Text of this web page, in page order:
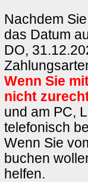
Nachdem
das Datum
DO,
Wenn Sie
nicht
und am PC,
telefonisch
Wenn Sie
buchen
helfen.